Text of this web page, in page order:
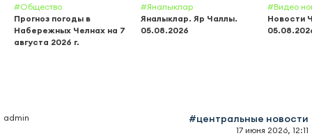
#Общество
Прогноз погоды в
Набережных Челнах на 7
августа 2026 г.
#Яналыклар
Яналыклар. Яр Чаллы.
05.08.2026
#Видео
Новости
admin #центральные новости
17 июня 2026, 12:11